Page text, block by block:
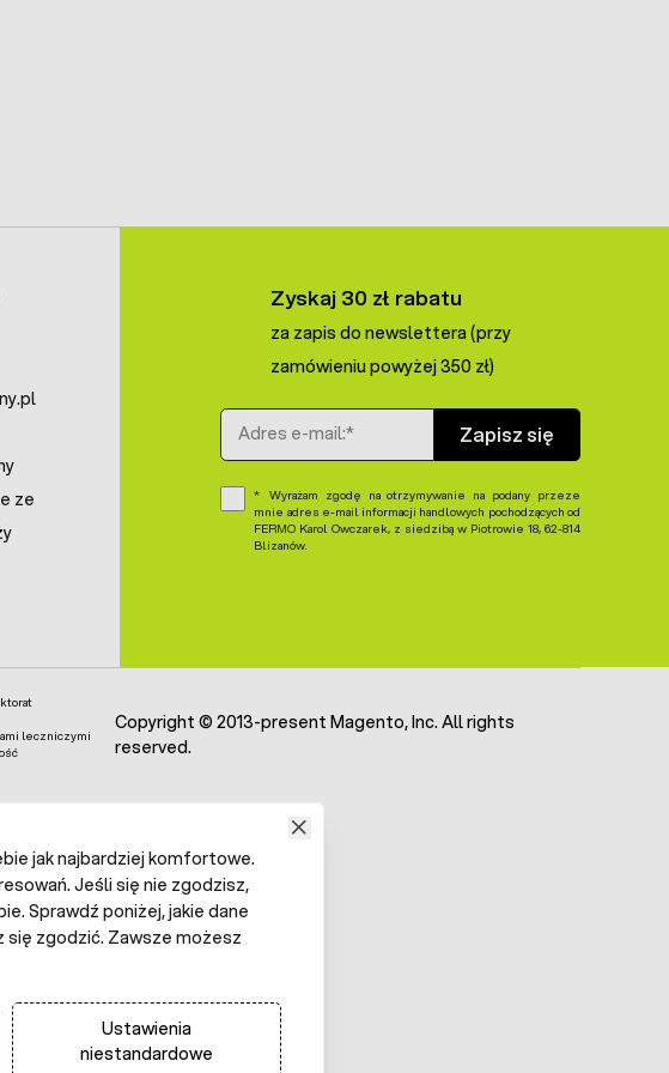
ze
Zyskaj 30 zł rabatu
za zapis do newslettera (przy
zamówieniu powyżej 350 zł)
Adres e-mail
Zapisz się
Wyrażam zgodę na otrzymywanie na podany przeze
mnie adres e-mail informacji handlowych pochodzących od
FERMO Karol Owczarek, z siedzibą w Piotrowie 18, 62-814
Blizanów.
leczniczymi
Copyright © 2013-present Magento, Inc. All rights
reserved.
jak najbardziej komfortowe.
Jeśli się nie zgodzisz,
Sprawdź poniżej, jakie dane
się zgodzić. Zawsze możesz
Ustawienia
niestandardowe